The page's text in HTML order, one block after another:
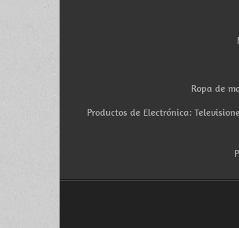
Ropa de
Productos de Electrónica: